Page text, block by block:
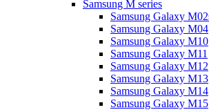
Samsung M series
Samsung Galaxy
Samsung Galaxy M04
Samsung Galaxy M10
Samsung Galaxy M11
Samsung Galaxy M12
Samsung Galaxy M13
Samsung Galaxy M14
Samsung Galaxy M15